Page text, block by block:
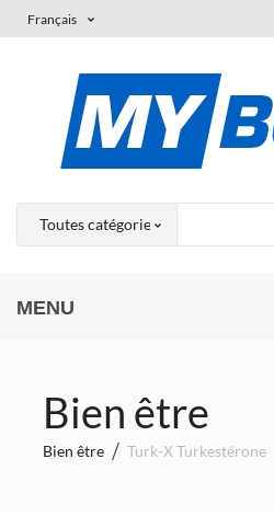
Français
MENU
Bien être
Bien être Turk-X Turkestérone